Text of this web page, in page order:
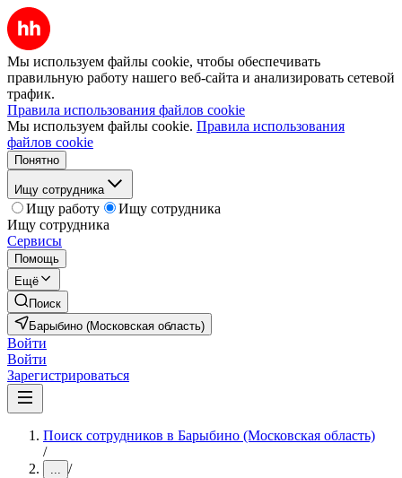
Мы используем файлы cookie, чтобы обеспечивать
правильную работу нашего веб-сайта и анализировать сетевой
трафик.
Правила использования файлов cookie
Мы используем файлы cookie. Правила использования
файлов cookie
Понятно
Ищу сотрудника
Ищу работу
Ищу сотрудника
Ищу сотрудника
Сервисы
Помощь
Ещё
Поиск
Барыбино (Московская область)
Войти
Войти
Зарегистрироваться
Поиск сотрудников в Барыбино (Московская область)
/
... /